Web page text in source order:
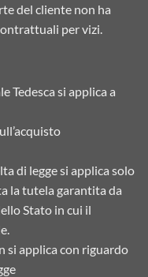
del cliente non ha
per vizi.
Tedesca si applica a
di legge si applica solo
la tutela garantita da
Stato in cui il
si applica con riguardo